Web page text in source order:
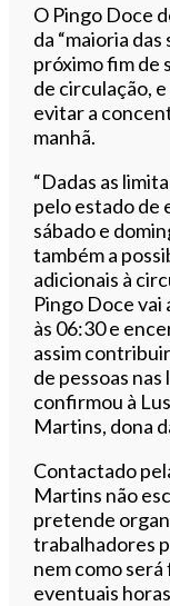
O Pingo Doce
da “maioria das
próximo fim de
de circulação,
evitar a
manhã.
“Dadas as
pelo estado de
sábado e
também a
adicionais à
Pingo Doce vai
às 06:30 e
assim
de pessoas nas
confirmou à
Martins, dona
Contactado
Martins não
pretende
trabalhadores
nem como
eventuais